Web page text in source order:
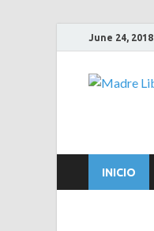
June 24, 2018
INICIO